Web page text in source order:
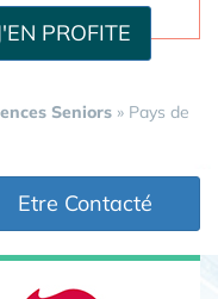
PROFITE
Seniors » Pays de
Etre Contacté